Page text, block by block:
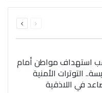
الصفحةالصفحة
استهداف مواطن أمام
التوترات الأمنية
في اللاذقية